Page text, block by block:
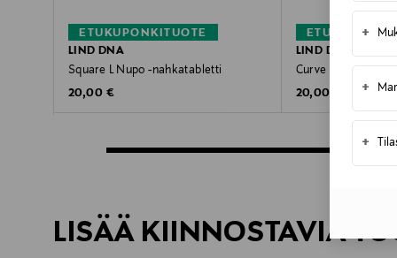
+
+
+
ETUKUPONKITUOTE
LIND DNA
Square L Nupo -nahkatabletti
Original Price
20,00 €
LIND DNA
Curve L Nupo -
Original Price
20,00 €
LISÄÄ KIINNOSTAVIA